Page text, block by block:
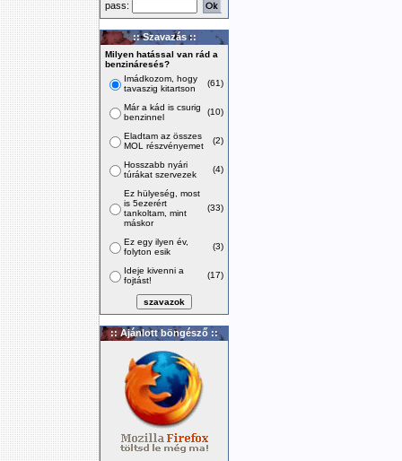
pass:
:: Szavazás ::
Milyen hatással van rád a
benzináresés?
Imádkozom, hogy
tavaszig kitartson
(61)
Már a kád is csurig
benzinnel
(10)
Eladtam az összes
MOL részvényemet
(2)
Hosszabb nyári
túrákat szervezek
(4)
Ez hülyeség, most
is 5ezerért
tankoltam, mint
máskor
(33)
Ez egy ilyen év,
folyton esik
(3)
Ideje kivenni a
fojtást!
(17)
:: Ajánlott böngésző ::